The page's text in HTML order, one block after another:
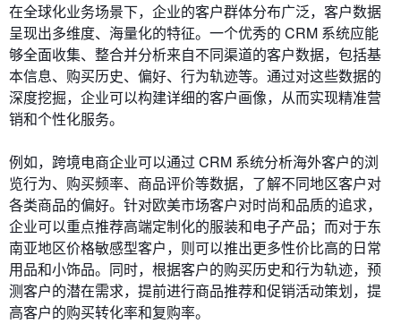
在全球化业务场景下，企业的客户群体分布广泛，客户数据
呈现出多维度、海量化的特征。一个优秀的 CRM 系统应能
够全面收集、整合并分析来自不同渠道的客户数据，包括基
本信息、购买历史、偏好、行为轨迹等。通过对这些数据的
深度挖掘，企业可以构建详细的客户画像，从而实现精准营
销和个性化服务。
例如，跨境电商企业可以通过 CRM 系统分析海外客户的浏
览行为、购买频率、商品评价等数据，了解不同地区客户对
各类商品的偏好。针对欧美市场客户对时尚和品质的追求，
企业可以重点推荐高端定制化的服装和电子产品；而对于东
南亚地区价格敏感型客户，则可以推出更多性价比高的日常
用品和小饰品。同时，根据客户的购买历史和行为轨迹，预
测客户的潜在需求，提前进行商品推荐和促销活动策划，提
高客户的购买转化率和复购率。